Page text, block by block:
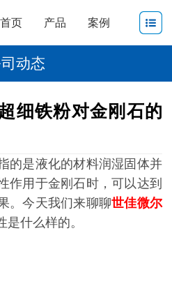
首页 产品 案例
动态
细铁粉对金刚石的
的是液化的材料润湿固体并
作用于金刚石时，可以达到
。今天我们来聊聊世佳微尔
是什么样的。